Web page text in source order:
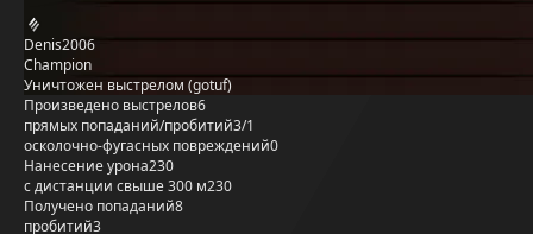
Denis2006
Champion
Уничтожен выстрелом (gotuf)
Произведено выстрелов6
прямых попаданий/пробитий3/1
осколочно-фугасных повреждений0
Нанесение урона230
с дистанции свыше 300 м230
Получено попаданий8
пробитий3